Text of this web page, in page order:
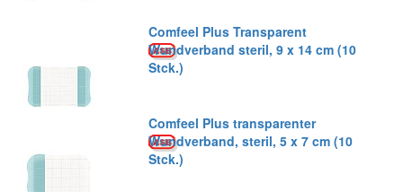
Comfeel Plus Transparent
Wundverband steril, 9 x 14 cm (10
Stck.)
Comfeel Plus transparenter
Wundverband, steril, 5 x 7 cm (10
Stck.)